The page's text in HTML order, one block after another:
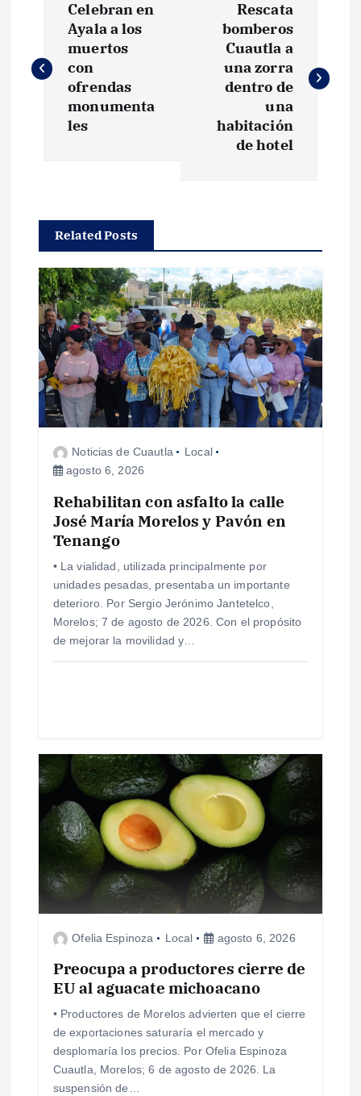
v
ó
n
d
e
s
Celebran en
Ayala a los
muertos
con
ofrendas
monumenta
les
Rescata
bomberos
Cuautla a
una zorra
dentro de
una
habitación
de hotel
Related Posts
Noticias de Cuautla
Local
agosto 6, 2026
Rehabilitan con asfalto la calle
José María Morelos y Pavón en
Tenango
• La vialidad, utilizada principalmente por
unidades pesadas, presentaba un importante
deterioro. Por Sergio Jerónimo Jantetelco,
Morelos; 7 de agosto de 2026. Con el propósito
de mejorar la movilidad y…
Ofelia Espinoza Local agosto 6, 2026
Preocupa a productores cierre de
EU al aguacate michoacano
• Productores de Morelos advierten que el cierre
de exportaciones saturaría el mercado y
desplomaría los precios. Por Ofelia Espinoza
Cuautla, Morelos; 6 de agosto de 2026. La
suspensión de…